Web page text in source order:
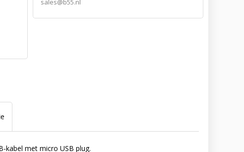
sales@b55.nl
kabel met micro USB plug.